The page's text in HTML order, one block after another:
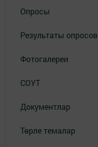
Опросы
Результаты опросов
Фотогалереи
СОУТ
Документлар
Төрле темалар